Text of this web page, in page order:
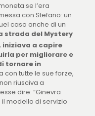
se l’era
con Stefano: un
caso anche di un
strada del Mystery
a capire
per migliorare e
tornare in
con tutte le sue forze,
riusciva a
dire: “Ginevra
modello di servizio